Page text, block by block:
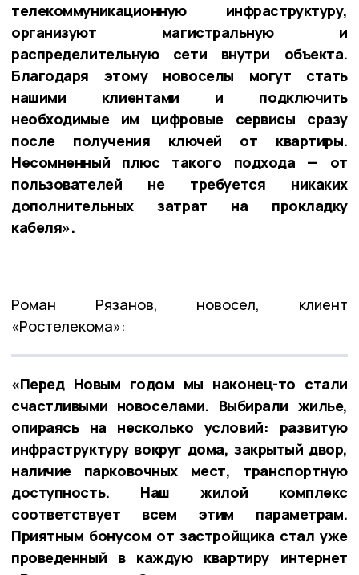
телекоммуникационную инфраструктуру,
организуют магистральную и
распределительную сети внутри объекта.
Благодаря этому новоселы могут стать
нашими клиентами и подключить
необходимые им цифровые сервисы сразу
после получения ключей от квартиры.
Несомненный плюс такого подхода — от
пользователей не требуется никаких
дополнительных затрат на прокладку
кабеля».
Роман Рязанов, новосел, клиент
«Ростелекома»:
«Перед Новым годом мы наконец-то стали
счастливыми новоселами. Выбирали жилье,
опираясь на несколько условий: развитую
инфраструктуру вокруг дома, закрытый двор,
наличие парковочных мест, транспортную
доступность. Наш жилой комплекс
соответствует всем этим параметрам.
Приятным бонусом от застройщика стал уже
проведенный в каждую квартиру интернет